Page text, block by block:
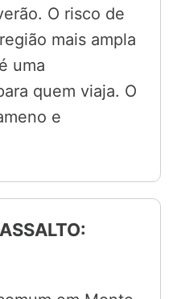
O risco de
mais ampla
uma
quem viaja. O
e